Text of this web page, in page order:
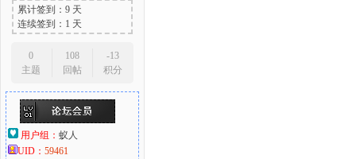
累计签到：9 天
连续签到：1 天
0
主题
108
回帖
-13
积分
用户组： 蚁人
UID： 59461